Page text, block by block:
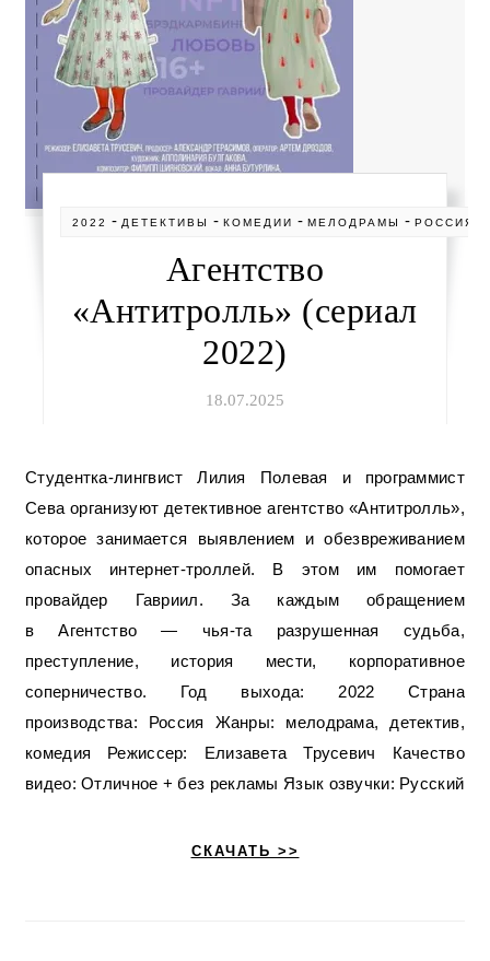
2022 - ДЕТЕКТИВЫ -КОМЕДИИ -МЕЛОДРАМЫ -РОССИЯ
Агентство
«Антитролль» (сериал
2022)
18.07.2025
Студентка-лингвист Лилия Полевая и программист
Сева организуют детективное агентство «Антитролль»,
которое занимается выявлением и обезвреживанием
опасных интернет-троллей. В этом им помогает
провайдер Гавриил. За каждым обращением
в Агентство — чья-та разрушенная судьба,
преступление, история мести, корпоративное
соперничество. Год выхода: 2022 Страна
производства: Россия Жанры: мелодрама, детектив,
комедия Режиссер: Елизавета Трусевич Качество
видео: Отличное + без рекламы Язык озвучки: Русский
СКАЧАТЬ >>